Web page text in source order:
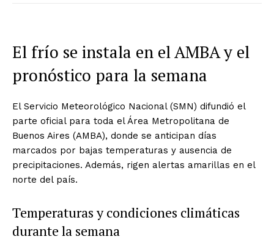
El frío se instala en el AMBA y el
pronóstico para la semana
El Servicio Meteorológico Nacional (SMN) difundió el
parte oficial para toda el Área Metropolitana de
Buenos Aires (AMBA), donde se anticipan días
marcados por bajas temperaturas y ausencia de
precipitaciones. Además, rigen alertas amarillas en el
norte del país.
Temperaturas y condiciones climáticas
durante la semana